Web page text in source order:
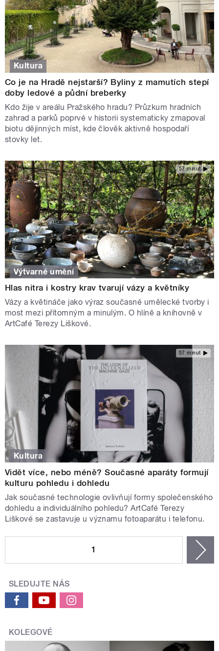
Kultura
Co je na Hradě nejstarší? Byliny z mamutích stepí
doby ledové a půdní breberky
Kdo žije v areálu Pražského hradu? Průzkum hradních
zahrad a parků poprvé v historii systematicky zmapoval
biotu dějinných míst, kde člověk aktivně hospodaří
stovky let.
57 minut
Výtvarné umění
Hlas nitra i kostry krav tvarují vázy a květníky
Vázy a květináče jako výraz současné umělecké tvorby i
most mezi přítomným a minulým. O hlíně a knihovně v
ArtCafé Terezy Liškové.
57 minut
Kultura
Vidět více, nebo méně? Současné aparáty formují
kulturu pohledu i dohledu
Jak současné technologie ovlivňují formy společenského
dohledu a individuálního pohledu? ArtCafé Terezy
Liškové se zastavuje u významu fotoaparátu i telefonu.
1
SLEDUJTE NÁS
KOLEGOVÉ